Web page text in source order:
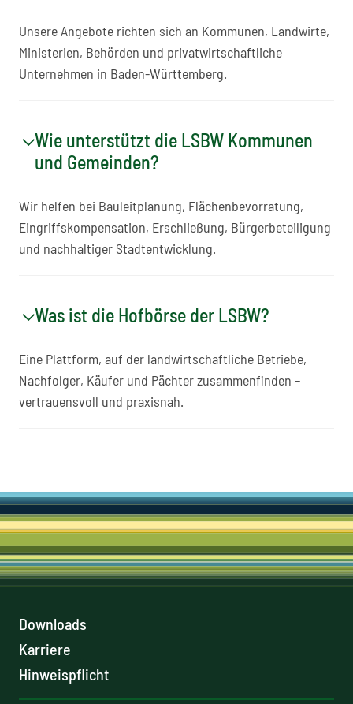
Unsere Angebote richten sich an Kommunen, Landwirte,
Ministerien, Behörden und privatwirtschaftliche
Unternehmen in Baden-Württemberg.
Wie unterstützt die LSBW Kommunen
und Gemeinden?
Wir helfen bei Bauleitplanung, Flächenbevorratung,
Eingriffskompensation, Erschließung, Bürgerbeteiligung
und nachhaltiger Stadtentwicklung.
Was ist die Hofbörse der LSBW?
Eine Plattform, auf der landwirtschaftliche Betriebe,
Nachfolger, Käufer und Pächter zusammenfinden –
vertrauensvoll und praxisnah.
Downloads
Karriere
Hinweispflicht